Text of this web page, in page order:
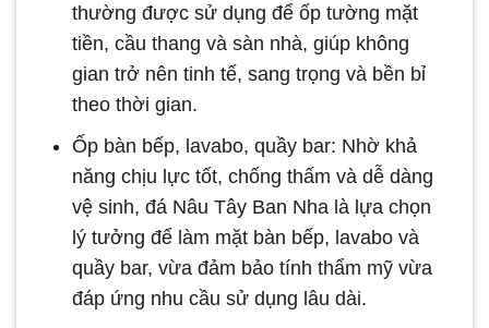
thường được sử dụng để ốp tường mặt
tiền, cầu thang và sàn nhà, giúp không
gian trở nên tinh tế, sang trọng và bền bỉ
theo thời gian.
Ốp bàn bếp, lavabo, quầy bar: Nhờ khả
năng chịu lực tốt, chống thấm và dễ dàng
vệ sinh, đá Nâu Tây Ban Nha là lựa chọn
lý tưởng để làm mặt bàn bếp, lavabo và
quầy bar, vừa đảm bảo tính thẩm mỹ vừa
đáp ứng nhu cầu sử dụng lâu dài.